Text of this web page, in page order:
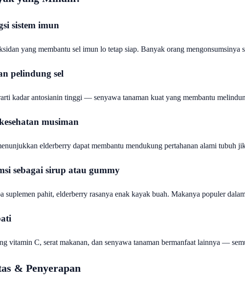
sistem imun
yang membantu sel imun lo tetap siap. Banyak orang mengonsumsinya
pelindung sel
kadar antosianin tinggi — senyawa tanaman kuat yang membantu
musiman
elderberry dapat membantu mendukung pertahanan alami tubuh
sebagai sirup atau gummy
suplemen pahit, elderberry rasanya enak kayak buah. Makanya populer
vitamin C, serat makanan, dan senyawa tanaman bermanfaat lainnya —
& Penyerapan